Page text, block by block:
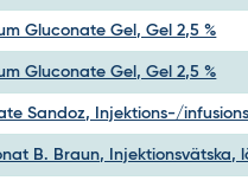
Gluconate Gel, Gel 2,5 %
Gluconate Gel, Gel 2,5 %
Sandoz, Injektions-/
B. Braun, Injektionsvätska,